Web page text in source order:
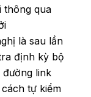
thông qua
là sau lần
định kỳ bộ
đường link
tự kiểm